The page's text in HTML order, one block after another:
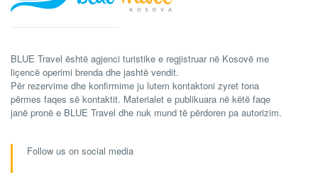
BLUE Travel është agjenci turistike e regjistruar në Kosovë me
liçencë operimi brenda dhe jashtë vendit.
Për rezervime dhe konfirmime ju lutem kontaktoni zyret tona
përmes faqes së kontaktit. Materialet e publikuara në këtë faqe
janë pronë e BLUE Travel dhe nuk mund të përdoren pa autorizim.
Follow us on social media